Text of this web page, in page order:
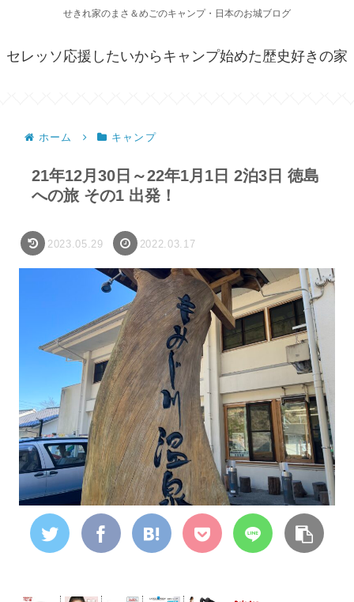
せきれ家のまさ＆めごのキャンプ・日本のお城ブログ
セレッソ応援したいからキャンプ始めた歴史好きの家
ホーム キャンプ
21年12月30日～22年1月1日 2泊3日 徳島
への旅 その1 出発！
2023.05.29 2022.03.17